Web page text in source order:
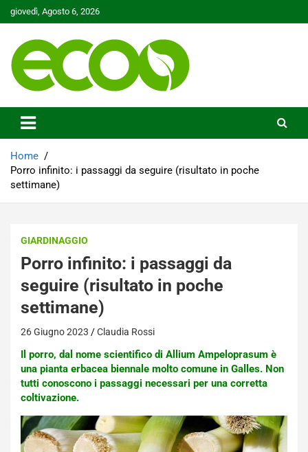
Skip
to
giovedì, Agosto 6, 2026
Ecoo.it
Home
Porro infinito: i passaggi da seguire (risultato in poche
settimane)
GIARDINAGGIO
Porro infinito: i passaggi da
seguire (risultato in poche
settimane)
26 Giugno 2023 Claudia Rossi
Il porro, dal nome scientifico di Allium Ampeloprasum è
una pianta erbacea biennale molto comune in Galles. Non
tutti conoscono i passaggi necessari per una corretta
coltivazione.